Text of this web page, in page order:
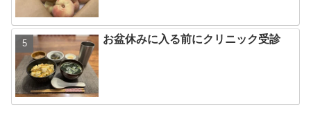
お盆休みに入る前にクリニック受診